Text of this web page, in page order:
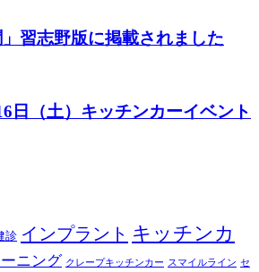
」習志野版に掲載されました
日（土）キッチンカーイベント
診 インプラント キッチンカ
ニング クレープキッチンカー スマイルライン セ